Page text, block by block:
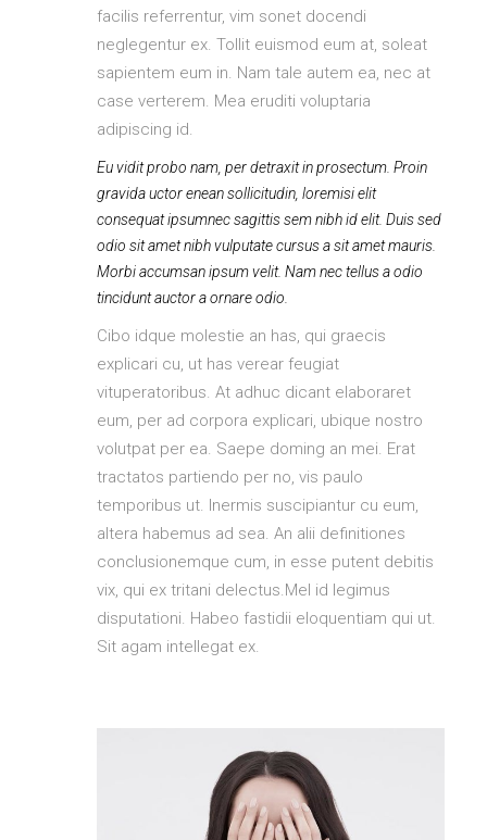
facilis referrentur, vim sonet docendi
neglegentur ex. Tollit euismod eum at, soleat
sapientem eum in. Nam tale autem ea, nec at
case verterem. Mea eruditi voluptaria
adipiscing id.
Eu vidit probo nam, per detraxit in prosectum. Proin
gravida uctor enean sollicitudin, loremisi elit
consequat ipsumnec sagittis sem nibh id elit. Duis sed
odio sit amet nibh vulputate cursus a sit amet mauris.
Morbi accumsan ipsum velit. Nam nec tellus a odio
tincidunt auctor a ornare odio.
Cibo idque molestie an has, qui graecis
explicari cu, ut has verear feugiat
vituperatoribus. At adhuc dicant elaboraret
eum, per ad corpora explicari, ubique nostro
volutpat per ea. Saepe doming an mei. Erat
tractatos partiendo per no, vis paulo
temporibus ut. Inermis suscipiantur cu eum,
altera habemus ad sea. An alii definitiones
conclusionemque cum, in esse putent debitis
vix, qui ex tritani delectus.Mel id legimus
disputationi. Habeo fastidii eloquentiam qui ut.
Sit agam intellegat ex.